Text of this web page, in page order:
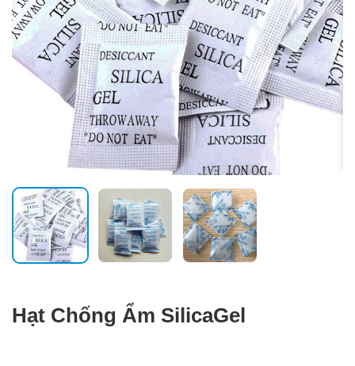
Hạt Chống Ẩm SilicaGel